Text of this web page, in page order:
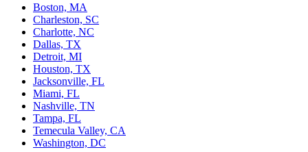
Boston, MA
Charleston, SC
Charlotte, NC
Dallas, TX
Detroit, MI
Houston, TX
Jacksonville, FL
Miami, FL
Nashville, TN
Tampa, FL
Temecula Valley, CA
Washington, DC